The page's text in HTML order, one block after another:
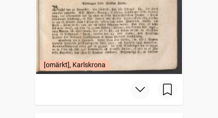
[omärkt], Karlskrona